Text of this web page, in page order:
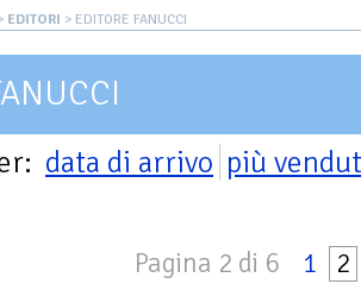
EDITORI > EDITORE FANUCCI
data di arrivo più
Pagina 2 di 6 1 2